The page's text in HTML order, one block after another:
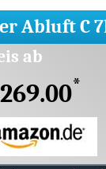
Abluft C
ab
*